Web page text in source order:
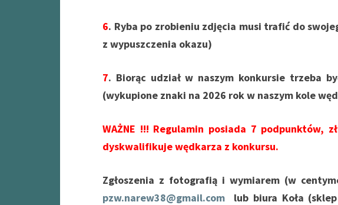
6. Ryba po zrobieniu zdjęcia musi trafić do
z wypuszczenia okazu)
7. Biorąc udział w naszym konkursie trzeba
(wykupione znaki na 2026 rok w naszym kole
WAŻNE !!! Regulamin posiada 7 podpunktów,
dyskwalifikuje wędkarza z konkursu.
Zgłoszenia z fotografią i wymiarem (w
pzw.narew38@gmail.com lub biura Koła